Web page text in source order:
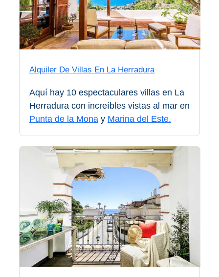
Senderismo
Top 10
Para Niños
MEJORES
SITIOS
Cuevas de Nerja
Caminito del Rey
El Torcal de Antequera
Alquiler De Villas En La Herradura
Aquí hay 10 espectaculares villas en La
Herradura con increíbles vistas al mar en
Punta de la Mona y Marina del Este.